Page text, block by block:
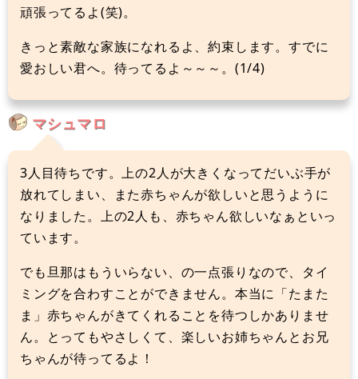
頑張ってるよ(笑)。
きっと素敵な家族になれるよ、約束します。すでに
愛おしい君へ。待ってるよ～～～。(1/4)
マシュマロ
3人目待ちです。上の2人が大きくなってだいぶ手が
放れてしまい、また赤ちゃんが欲しいと思うように
なりました。上の2人も、赤ちゃん欲しいなぁといっ
ています。
でも旦那はもういらない、の一点張りなので、タイ
ミングを合わすことができません。本当に「たまた
ま」赤ちゃんがきてくれることを待つしかありませ
ん。とってもやさしくて、楽しいお姉ちゃんとお兄
ちゃんが待ってるよ！